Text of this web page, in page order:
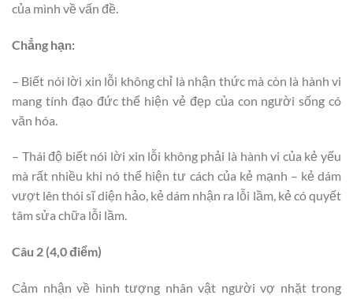
của mình về vấn đề.
Chẳng hạn:
– Biết nói lời xin lỗi không chỉ là nhận thức mà còn là hành vi
mang tính đạo đức thể hiện vẻ đẹp của con người sống có
văn hóa.
– Thái độ biết nói lời xin lỗi không phải là hành vi của kẻ yếu
mà rất nhiều khi nó thể hiện tư cách của kẻ mạnh – kẻ dám
vượt lên thói sĩ diện hảo, kẻ dám nhận ra lỗi lầm, kẻ có quyết
tâm sửa chữa lỗi lầm.
Câu 2 (4,0 điểm)
Cảm nhận về hình tượng nhân vật người vợ nhặt trong